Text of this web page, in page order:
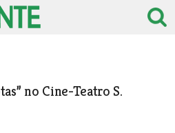
no Cine-Teatro S.